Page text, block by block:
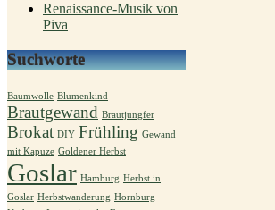
Renaissance-Musik von
Piva
Suchworte
Baumwolle Blumenkind
Brautgewand Brautjungfer
Brokat DIY Frühling Gewand
mit Kapuze Goldener Herbst
Goslar Hamburg Herbst in
Goslar Herbstwanderung Hornburg